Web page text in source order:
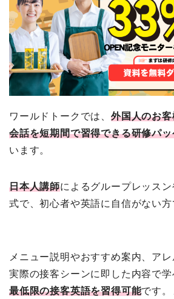
ワールドトークでは、 外国人のお
会話を短期間で習得できる研修パ
います。
日本人講師によるグループレッス
式で、初心者や英語に自信がない方
メニュー説明やおすすめ案内、アレ
実際の接客シーンに即した内容で学
最低限の接客英語を習得可能です